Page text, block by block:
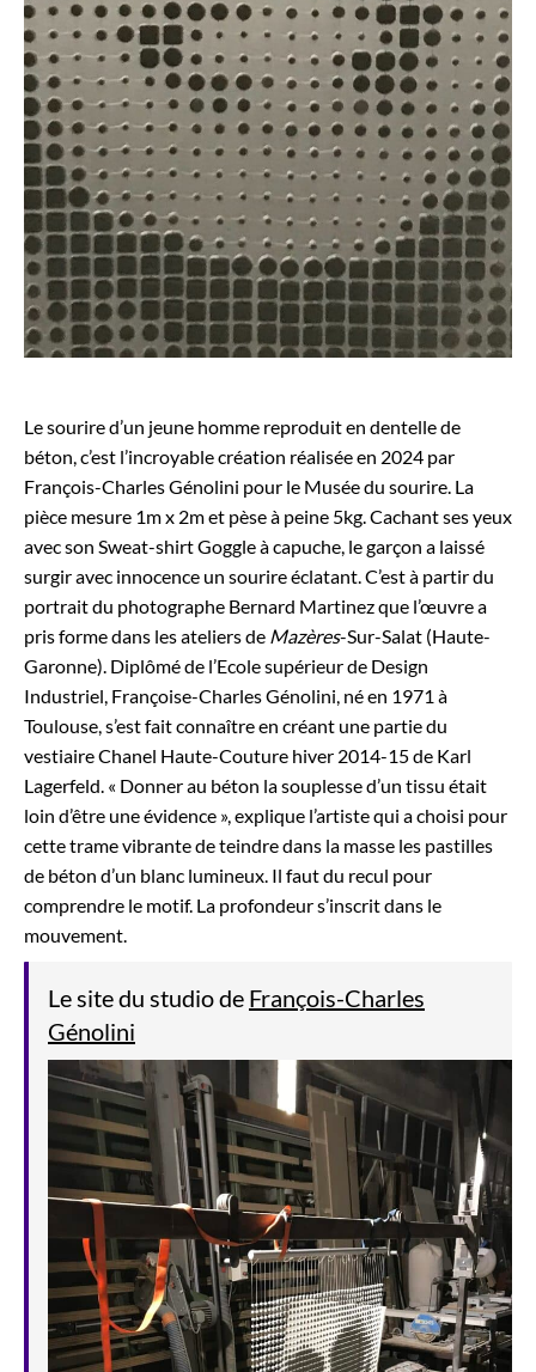
Le sourire d’un jeune homme reproduit en dentelle de
béton, c’est l’incroyable création réalisée en 2024 par
François-Charles Génolini pour le Musée du sourire. La
pièce mesure 1m x 2m et pèse à peine 5kg. Cachant ses yeux
avec son Sweat-shirt Goggle à capuche, le garçon a laissé
surgir avec innocence un sourire éclatant. C’est à partir du
portrait du photographe Bernard Martinez que l’œuvre a
pris forme dans les ateliers de Mazères-Sur-Salat (Haute-
Garonne). Diplômé de l’Ecole supérieur de Design
Industriel, Françoise-Charles Génolini, né en 1971 à
Toulouse, s’est fait connaître en créant une partie du
vestiaire Chanel Haute-Couture hiver 2014-15 de Karl
Lagerfeld. « Donner au béton la souplesse d’un tissu était
loin d’être une évidence », explique l’artiste qui a choisi pour
cette trame vibrante de teindre dans la masse les pastilles
de béton d’un blanc lumineux. Il faut du recul pour
comprendre le motif. La profondeur s’inscrit dans le
mouvement.
Le site du studio de François-Charles
Génolini